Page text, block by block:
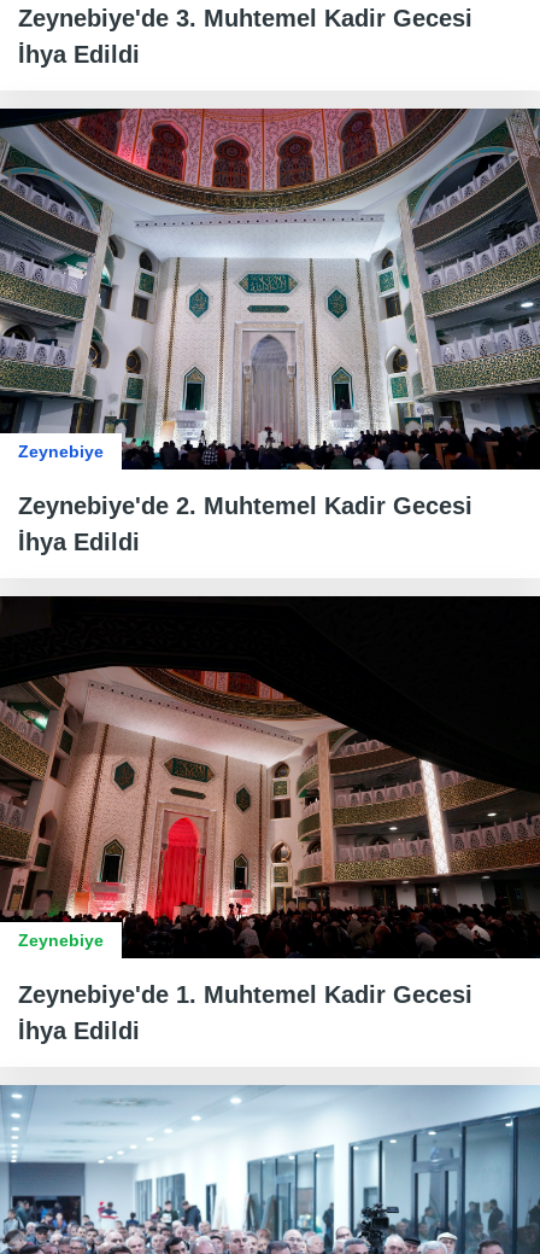
Zeynebiye'de 3. Muhtemel Kadir Gecesi
İhya Edildi
Zeynebiye
Zeynebiye'de 2. Muhtemel Kadir Gecesi
İhya Edildi
Zeynebiye
Zeynebiye'de 1. Muhtemel Kadir Gecesi
İhya Edildi